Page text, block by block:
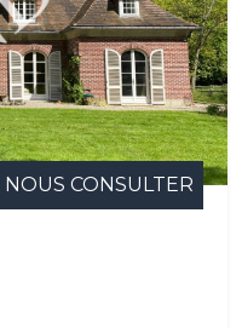
NOUS CONSULTER